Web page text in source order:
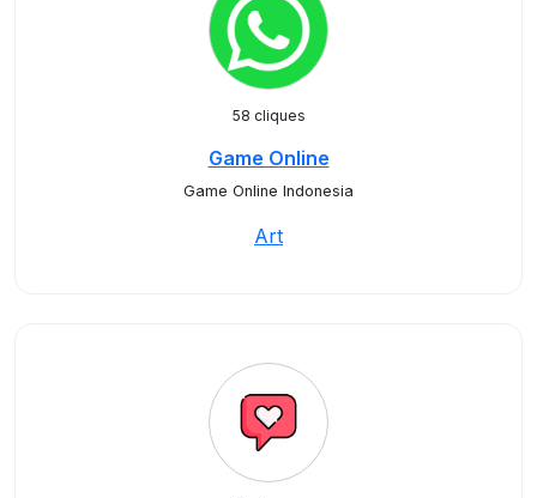
58 cliques
Game Online
Game Online Indonesia
Art